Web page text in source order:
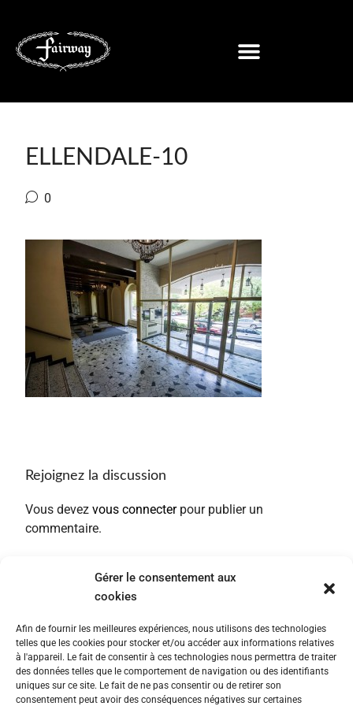
Gérer le consentement aux
cookies
Afin de fournir les meilleures expériences, nous utilisons des technologies
telles que les cookies pour stocker et/ou accéder aux informations relatives
à l'appareil. Le fait de consentir à ces technologies nous permettra de traiter
des données telles que le comportement de navigation ou des identifiants
uniques sur ce site. Le fait de ne pas consentir ou de retirer son
consentement peut avoir des conséquences négatives sur certaines
ELLENDALE-10
0
Rejoignez la discussion
Vous devez vous connecterpour publier un
commentaire.